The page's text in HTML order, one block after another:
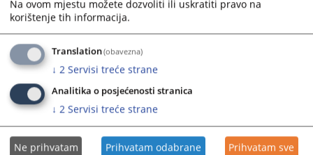
to
get
the
keyboard
shortcuts
for
changing
dates.
to
get
the
keyboard
shortcuts
changing
dates.
13.03.2021.
Godišnji izvještaj o radu suda za 2020. godinu
Na ovom mjestu možete dozvoliti ili uskratiti pravo na
korištenje tih informacija.
Translation(obavezna)
↓ 2 Servisi treće strane
Analitika o posjećenosti stranica
↓ 2 Servisi treće strane
Ne prihvatam Prihvatam odabrane Prihvatam sve